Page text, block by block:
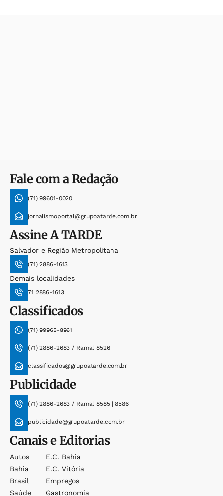
Fale com a Redação
(71) 99601-0020
jornalismoportal@grupoatarde.com.br
AssineA TARDE
Salvador e Região Metropolitana
(71) 2886-1613
Demais localidades
71 2886-1613
Classificados
(71) 99965-8961
(71) 2886-2683 / Ramal 8526
classificados@grupoatarde.com.br
Publicidade
(71) 2886-2683 / Ramal 8585 | 8586
publicidade@grupoatarde.com.br
Canais e Editorias
Autos
Bahia
Brasil
Saúde
E.c. Bahia
E.c. Vitória
Empregos
Gastronomia